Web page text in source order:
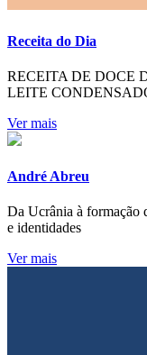
Receita do Dia
RECEITA DE DOCE
LEITE
Ver mais
André Abreu
Da Ucrânia à formação
e identidades
Ver mais